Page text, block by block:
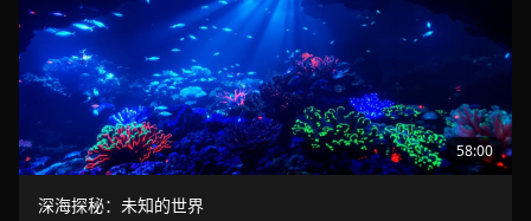
58:00
深海探秘：未知的世界